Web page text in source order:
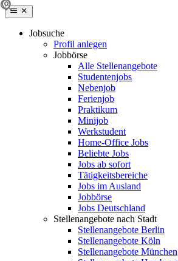
Jobsuche
Profil anlegen
Jobbörse
Alle Stellenangebote
Studentenjobs
Nebenjob
Ferienjob
Praktikum
Minijob
Werkstudent
Home-Office Jobs
Beliebte Jobs
Jobs ab sofort
Tätigkeitsbereiche
Jobs im Ausland
Jobbörse
Jobs Deutschland
Stellenangebote nach Stadt
Stellenangebote Berlin
Stellenangebote Köln
Stellenangebote München